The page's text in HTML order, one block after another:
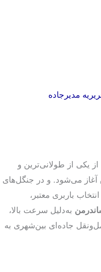
مدیرجاده
یکی از طولانی‌ترین و
می‌شود. و در جنگل‌های
باربری معتبر،
به‌دلیل سرعت بالا،
جاده‌ای بین‌شهری به